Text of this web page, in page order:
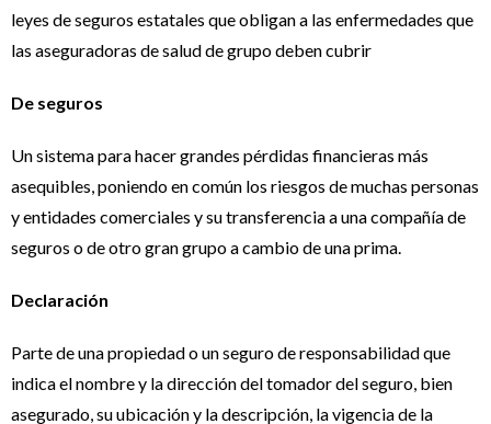
leyes de seguros estatales que obligan a las enfermedades que
las aseguradoras de salud de grupo deben cubrir
De seguros
Un sistema para hacer grandes pérdidas financieras más
asequibles, poniendo en común los riesgos de muchas personas
y entidades comerciales y su transferencia a una compañía de
seguros o de otro gran grupo a cambio de una prima.
Declaración
Parte de una propiedad o un seguro de responsabilidad que
indica el nombre y la dirección del tomador del seguro, bien
asegurado, su ubicación y la descripción, la vigencia de la